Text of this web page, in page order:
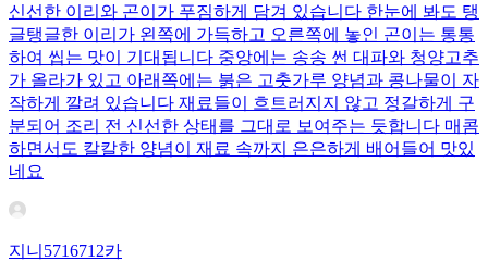
신선한 이리와 곤이가 푸짐하게 담겨 있습니다 한눈에 봐도 탱
글탱글한 이리가 왼쪽에 가득하고 오른쪽에 놓인 곤이는 통통
하여 씹는 맛이 기대됩니다 중앙에는 송송 썬 대파와 청양고추
가 올라가 있고 아래쪽에는 붉은 고춧가루 양념과 콩나물이 자
작하게 깔려 있습니다 재료들이 흐트러지지 않고 정갈하게 구
분되어 조리 전 신선한 상태를 그대로 보여주는 듯합니다 매콤
하면서도 칼칼한 양념이 재료 속까지 은은하게 배어들어 맛있
네요
지니5716712카